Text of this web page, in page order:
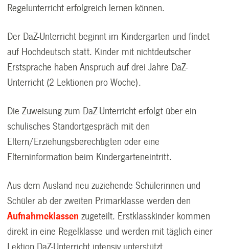
Regelunterricht erfolgreich lernen können.
Der DaZ-Unterricht beginnt im Kindergarten und findet
auf Hochdeutsch statt. Kinder mit nichtdeutscher
Erstsprache haben Anspruch auf drei Jahre DaZ-
Unterricht (2 Lektionen pro Woche).
Die Zuweisung zum DaZ-Unterricht erfolgt über ein
schulisches Standortgespräch mit den
Eltern/Erziehungsberechtigten oder eine
Elterninformation beim Kindergarteneintritt.
Aus dem Ausland neu zuziehende Schülerinnen und
Schüler ab der zweiten Primarklasse werden den
Aufnahmeklassen zugeteilt. Erstklasskinder kommen
direkt in eine Regelklasse und werden mit täglich einer
Lektion DaZ-Unterricht intensiv unterstützt.